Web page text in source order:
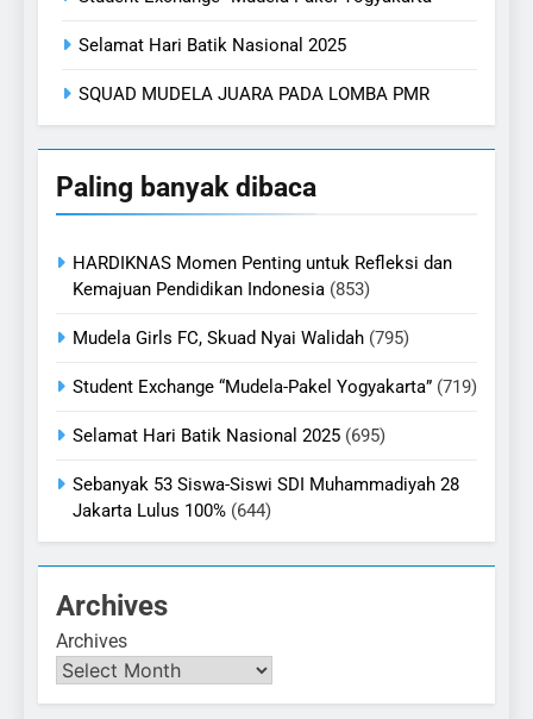
Selamat Hari Batik Nasional 2025
SQUAD MUDELA JUARA PADA LOMBA PMR
Paling banyak dibaca
HARDIKNAS Momen Penting untuk Refleksi dan
Kemajuan Pendidikan Indonesia (853)
Mudela Girls FC, Skuad Nyai Walidah (795)
Student Exchange “Mudela-Pakel Yogyakarta” (719)
Selamat Hari Batik Nasional 2025 (695)
Sebanyak 53 Siswa-Siswi SDI Muhammadiyah 28
Jakarta Lulus 100% (644)
Archives
Archives